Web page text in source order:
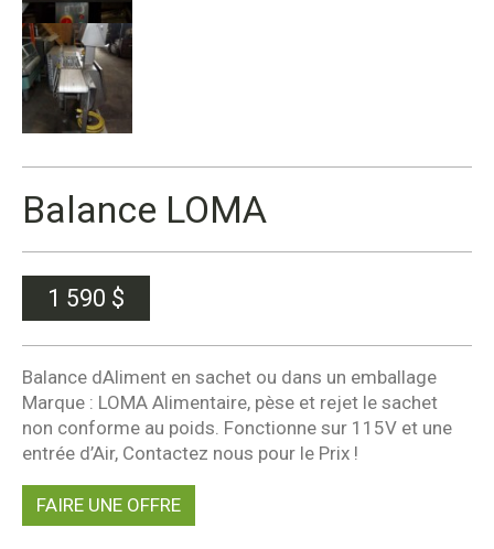
Balance LOMA
1 590 $
Balance dAliment en sachet ou dans un emballage
Marque : LOMA Alimentaire, pèse et rejet le sachet
non conforme au poids. Fonctionne sur 115V et une
entrée d’Air, Contactez nous pour le Prix !
FAIRE UNE OFFRE